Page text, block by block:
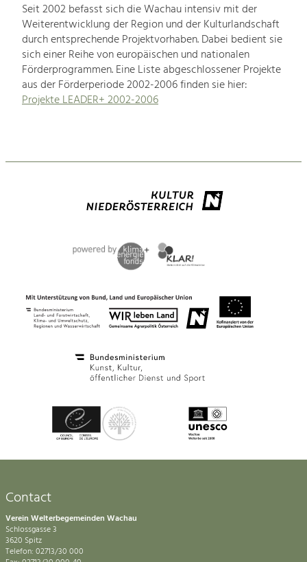
Seit 2002 befasst sich die Wachau intensiv mit der
Weiterentwicklung der Region und der Kulturlandschaft
durch entsprechende Projektvorhaben. Dabei bedient sie
sich einer Reihe von europäischen und nationalen
Förderprogrammen. Eine Liste abgeschlossener Projekte
aus der Förderperiode 2002-2006 finden sie hier:
Projekte LEADER+ 2002-2006
Contact
Verein Welterbegemeinden Wachau
Schlossgasse 3
3620 Spitz
Telefon: 02713/30 000